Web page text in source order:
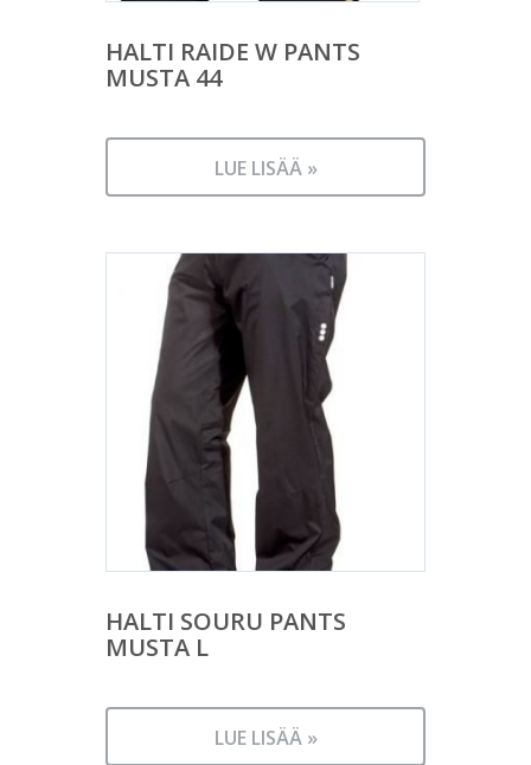
HALTI RAIDE W PANTS
MUSTA 44
LUE LISÄÄ »
HALTI SOURU PANTS
MUSTA L
LUE LISÄÄ »